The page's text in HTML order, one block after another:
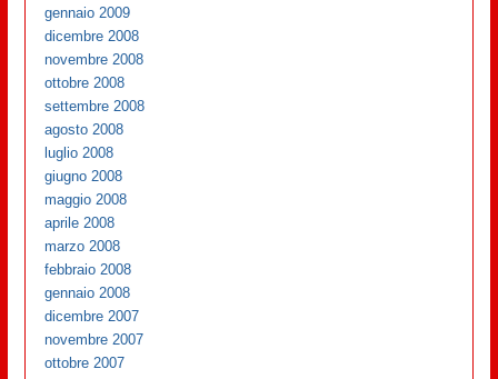
gennaio 2009
dicembre 2008
novembre 2008
ottobre 2008
settembre 2008
agosto 2008
luglio 2008
giugno 2008
maggio 2008
aprile 2008
marzo 2008
febbraio 2008
gennaio 2008
dicembre 2007
novembre 2007
ottobre 2007